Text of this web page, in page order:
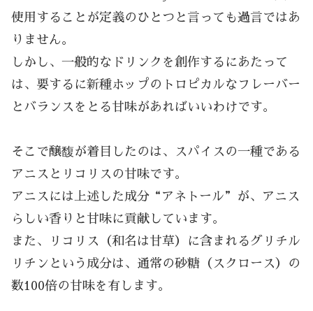
使用することが定義のひとつと言っても過言ではあ
りません。
しかし、一般的なドリンクを創作するにあたって
は、要するに新種ホップのトロピカルなフレーバー
とバランスをとる甘味があればいいわけです。
そこで醸馥が着目したのは、スパイスの一種である
アニスとリコリスの甘味です。
アニスには上述した成分“アネトール”が、アニス
らしい香りと甘味に貢献しています。
また、リコリス（和名は甘草）に含まれるグリチル
リチンという成分は、通常の砂糖（スクロース）の
数100倍の甘味を有します。